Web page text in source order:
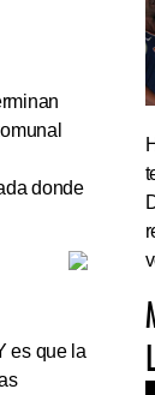
donde
es que la